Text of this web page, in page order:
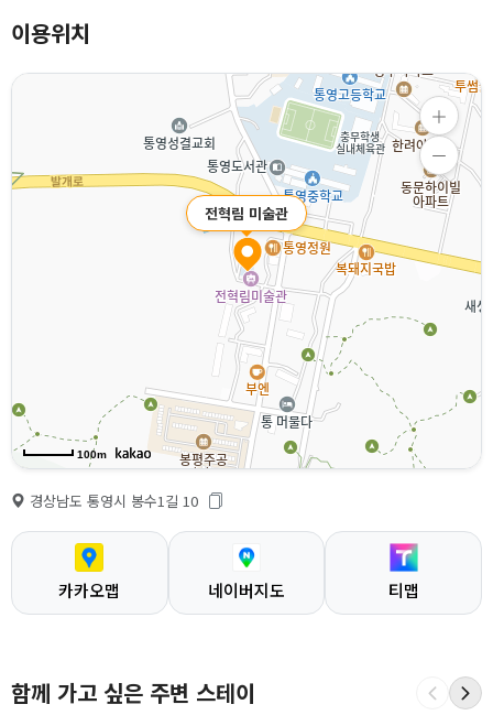
이용위치
전혁림 미술관
100m
경상남도 통영시 봉수1길 10
카카오맵 네이버지도 티맵
함께 가고 싶은 주변 스테이